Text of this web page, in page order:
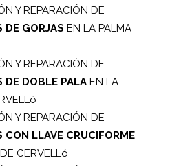
Y REPARACIÓN DE
DE GORJAS EN LA PALMA
Y REPARACIÓN DE
DE DOBLE PALA EN LA
Y REPARACIÓN DE
CON LLAVE CRUCIFORME
CERVELLó